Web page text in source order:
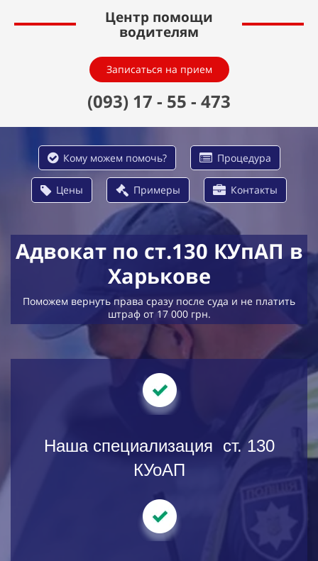
Центр помощи
водителям
Записаться на прием
(093) 17 - 55 - 473
Кому можем помочь? Процедура
Цены Примеры Контакты
Адвокат по ст.130 КУпАП в
Харькове
Поможем вернуть права сразу после суда и не платить
штраф от 17 000 грн.
Наша специализация ст.130
КУоАП